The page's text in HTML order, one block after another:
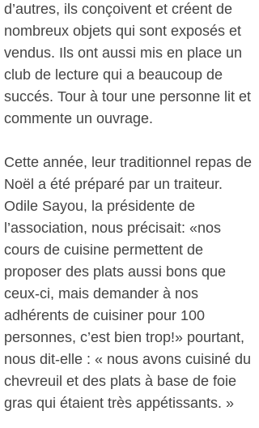
d’autres, ils conçoivent et créent de
nombreux objets qui sont exposés et
vendus. Ils ont aussi mis en place un
club de lecture qui a beaucoup de
succés. Tour à tour une personne lit et
commente un ouvrage.
Cette année, leur traditionnel repas de
Noël a été préparé par un traiteur.
Odile Sayou, la présidente de
l’association, nous précisait: «nos
cours de cuisine permettent de
proposer des plats aussi bons que
ceux-ci, mais demander à nos
adhérents de cuisiner pour 100
personnes, c’est bien trop!» pourtant,
nous dit-elle : « nous avons cuisiné du
chevreuil et des plats à base de foie
gras qui étaient très appétissants. »